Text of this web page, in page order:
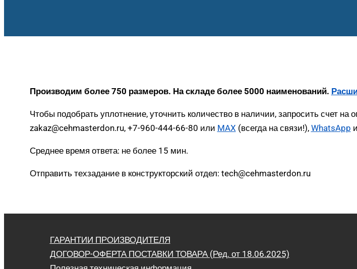
Производим более 750 размеров. На складе более 5000 наименований.
Чтобы подобрать уплотнение, уточнить количество в наличии, запросить счет
zakaz@cehmasterdon.ru, +7-960-444-66-80 или MAX (всегда на связи!), WhatsApp
Среднее время ответа: не более 15 мин.
Отправить техзадание в конструкторский отдел: tech@cehmasterdon.ru
ГАРАНТИИ ПРОИЗВОДИТЕЛЯ
ДОГОВОР-ОФЕРТА ПОСТАВКИ ТОВАРА (Ред. от 18.06.2025)